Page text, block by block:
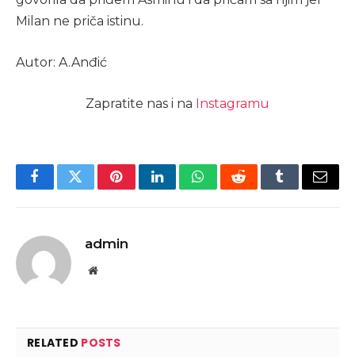
Milan ne priča istinu.
Autor: A.Anđić
Zapratite nas i na Instagramu
FacebookTwitterPinterestLinkedInWhatsAppRedditTumblrEmail
admin
Website
RELATED POSTS